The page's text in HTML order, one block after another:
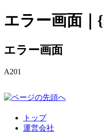
エラー画面｜
エラー画面
A201
トップ
運営会社